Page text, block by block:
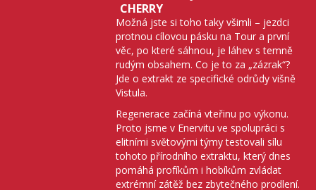
CHERRY
Možná jste si toho taky všimli – jezdci
protnou cílovou pásku na Tour a první
věc, po které sáhnou, je láhev s temně
rudým obsahem. Co je to za „zázrak“?
Jde o extrakt ze specifické odrůdy višně
Vistula.
Regenerace začíná vteřinu po výkonu.
Proto jsme v Enervitu ve spolupráci s
elitními světovými týmy testovali sílu
tohoto přírodního extraktu, který dnes
pomáhá profíkům i hobíkům zvládat
extrémní zátěž bez zbytečného prodlení.